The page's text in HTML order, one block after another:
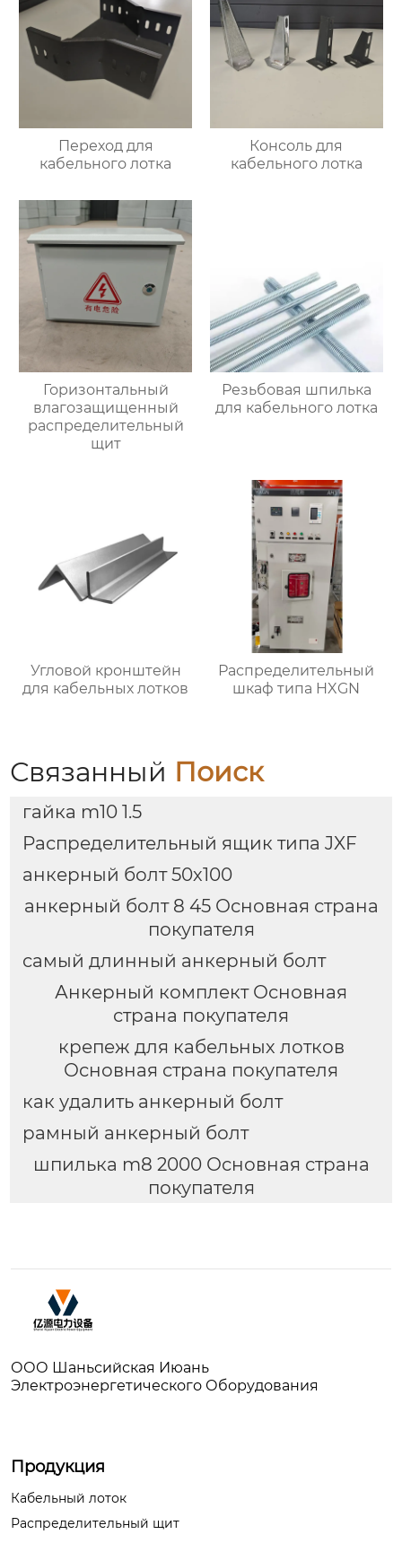
Переход для
кабельного лотка
Консоль для
кабельного лотка
Горизонтальный
влагозащищенный
распределительный
щит
Резьбовая шпилька
для кабельного лотка
Угловой кронштейн
для кабельных лотков
Распределительный
шкаф типа HXGN
Связанный Поиск
гайка m10 1.5
Распределительный ящик типа JXF
анкерный болт 50х100
анкерный болт 8 45 Основная страна
покупателя
самый длинный анкерный болт
Анкерный комплект Основная
страна покупателя
крепеж для кабельных лотков
Основная страна покупателя
как удалить анкерный болт
рамный анкерный болт
шпилька m8 2000 Основная страна
покупателя
ООО Шаньсийская Июань
Электроэнергетического Оборудования
Продукция
Кабельный лоток
Распределительный щит